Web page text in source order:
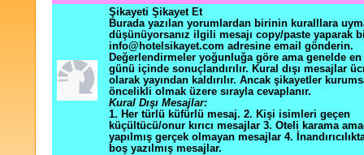
Şikayeti Şikayet Et
Burada yazılan yorumlardan birinin kuralllara
düşünüyorsanız ilgili mesajı copy/paste yaparak
info@hotelsikayet.com adresine email gönderin.
Değerlendirmeler yoğunluğa göre ama genelde
günü içinde sonuçlandırılır. Kural dışı mesajlar
olarak yayından kaldırılır. Ancak şikayetler
öncelikli olmak üzere sırayla cevaplanır.
Kural Dışı Mesajlar:
1. Her türlü küfürlü mesaj. 2. Kişi isimleri geçen
küçültücü/onur kırıcı mesajlar 3. Oteli karama
yapılmış gerçek olmayan mesajlar 4.
boş yazılmış mesajlar.